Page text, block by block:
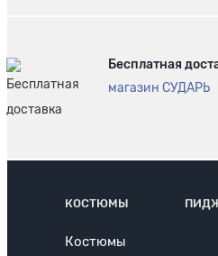
Бесплатная
магазин СУДАРЬ
КОСТЮМЫ
Костюмы